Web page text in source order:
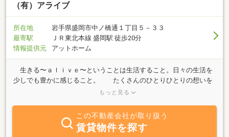
（有）アライブ
所在地
岩手県盛岡市中ノ橋通１丁目５－３３
最寄駅
ＪＲ東北本線 盛岡駅 徒歩20分
情報提供元
アットホーム
生きる〜ａｌｉｖｅ〜ということは生活すること。日々の生活を
少しでも豊かに感じること。 たくさんのひとりひとりの想いを
込めてそこに住む場所があること。 一生懸命に生きていく私たち
岡、そして岩手が大好きな女性スタッフが、売買・賃貸のご相談に
応じます。また、地域のすてきなＳＨＯＰのご紹介もできますの
で、お気軽にご来店下さい。 お待ちしております♪指定駐車場も
もっと見る
この不動産会社が取り扱う
賃貸物件を探す